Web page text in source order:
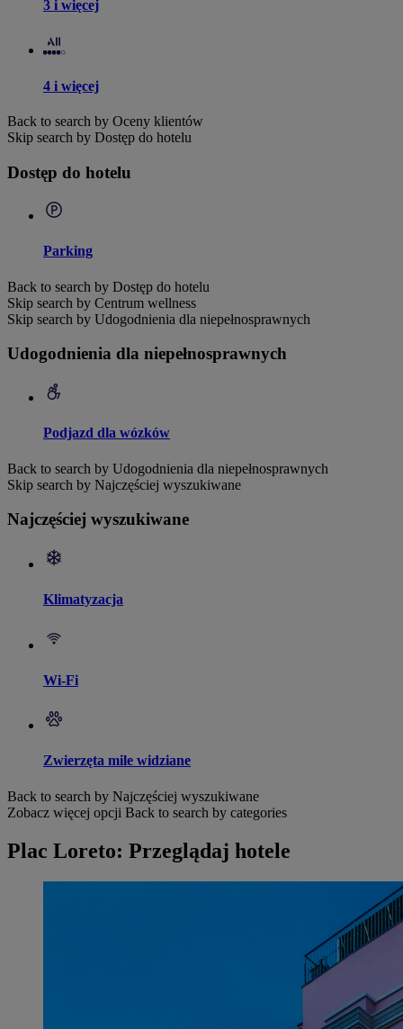
3 i więcej
4 i więcej
Back to search by Oceny klientów
Skip search by Dostęp do hotelu
Dostęp do hotelu
Parking
Back to search by Dostęp do hotelu
Skip search by Centrum wellness
Skip search by Udogodnienia dla niepełnosprawnych
Udogodnienia dla niepełnosprawnych
Podjazd dla wózków
Back to search by Udogodnienia dla niepełnosprawnych
Skip search by Najczęściej wyszukiwane
Najczęściej wyszukiwane
Klimatyzacja
Wi-Fi
Zwierzęta mile widziane
Back to search by Najczęściej wyszukiwane
Zobacz więcej opcji Back to search by categories
Plac Loreto: Przeglądaj hotele